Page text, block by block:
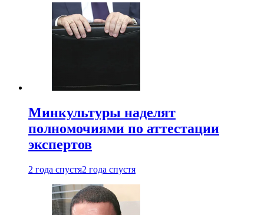
Минкультуры наделят
полномочиями по аттестации
экспертов
2 года спустя2 года спустя